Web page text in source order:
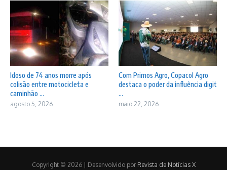
Idoso de 74 anos morre após
colisão entre motocicleta e
caminhão ...
agosto 5, 2026
Com Primos Agro, Copacol Agro
destaca o poder da influência digit
...
maio 22, 2026
Copyright © 2026 | Desenvolvido por Revista de Notícias X